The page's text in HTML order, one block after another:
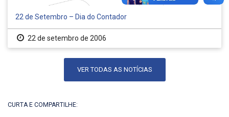
22 de Setembro – Dia do Contador
22 de setembro de 2006
VER TODAS AS NOTÍCIAS
CURTA E COMPARTILHE: